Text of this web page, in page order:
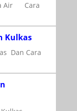
Air Cara
Kulkas
Dan Cara